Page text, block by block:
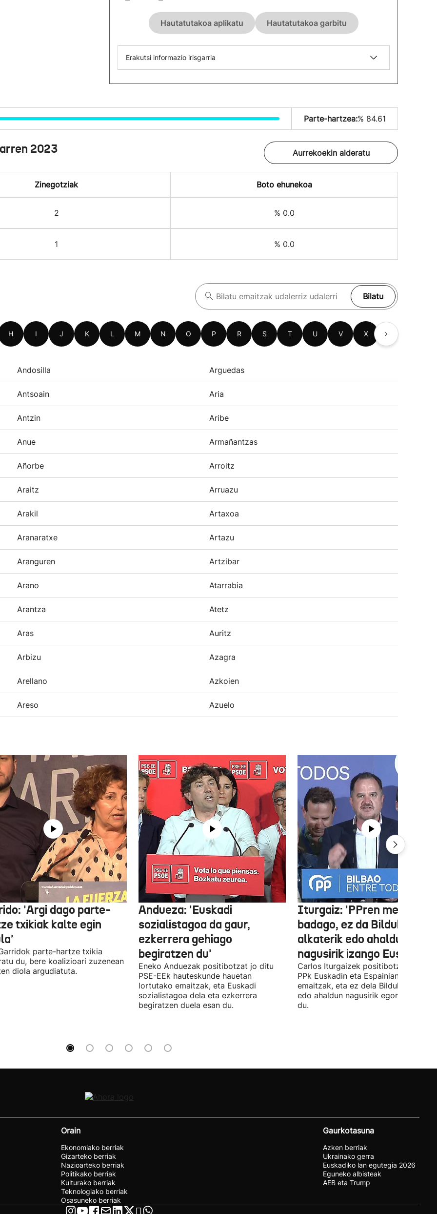
Hautatutakoa aplikatu Hautatutakoa garbitu
Erakutsi informazio irisgarria
Parte-hartzea:% 84.61
2023 Aurrekoekin alderatu
Zinegotziak Boto ehunekoa
2 % 0.0
1 % 0.0
Bilatu
H I J K L M N O P R S T U V X
Andosilla Arguedas
Antsoain Aria
Antzin Aribe
Anue Armañantzas
Añorbe Arroitz
Araitz Arruazu
Arakil Artaxoa
Aranaratxe Artazu
Aranguren Artzibar
Arano Atarrabia
Arantza Atetz
Aras Auritz
Arbizu Azagra
Arellano Azkoien
Areso Azuelo
'Argi dago parte-
txikiak kalte egin
parte-hartze txikia
du, bere koalizioari zuzenean
diola argudiatuta.
Andueza: 'Euskadi
sozialistagoa da gaur,
ezkerrera gehiago
begiratzen du'
Eneko Anduezak positibotzat jo ditu
PSE-EEk hauteskunde hauetan
lortutako emaitzak, eta Euskadi
sozialistagoa dela eta ezkerrera
begiratzen duela esan du.
Iturgaiz: 'PPren menpe
badago, ez da Bilduko
alkaterik edo ahaldun
nagusirik izango Euskadin'
Carlos Iturgaizek positibotzat jo ditu
PPk Euskadin eta Espainian lortutako
emaitzak, eta ez dela Bilduko
edo ahaldun nagusirik egongo
du.
Orain
Ekonomiako berriak
Gizarteko berriak
Nazioarteko berriak
Politikako berriak
Kulturako berriak
Teknologiako berriak
Osasuneko berriak
Gaurkotasuna
Azken berriak
Ukrainako gerra
Euskadiko lan egutegia 2026
Eguneko albisteak
AEB eta Trump